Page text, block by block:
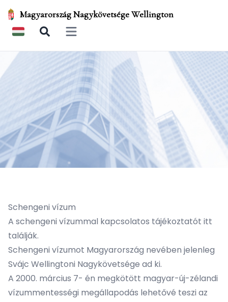
Magyarország Nagykövetsége Wellington
Open main menu
Schengeni vízum
A schengeni vízummal kapcsolatos tájékoztatót itt
találják.
Schengeni vízumot Magyarország nevében jelenleg
Svájc Wellingtoni Nagykövetsége ad ki.
A 2000. március 7- én megkötött magyar-új-zélandi
vízummentességi megállapodás lehetővé teszi az